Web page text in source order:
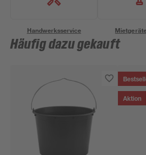
Handwerksservice
Häufig dazu gekauft
Aktion